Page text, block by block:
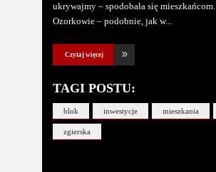
ukrywajmy – spodobała się
Ozorkowie – podobnie, jak w
Czytaj więcej
TAGI POSTU:
blok inwestycje mieszkania
zgierska